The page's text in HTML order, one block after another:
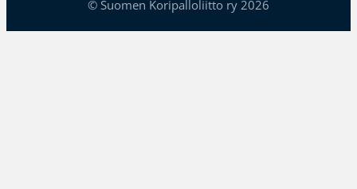
© Suomen Koripalloliitto ry 2026